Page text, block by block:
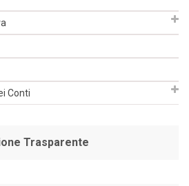
Conti
Trasparente